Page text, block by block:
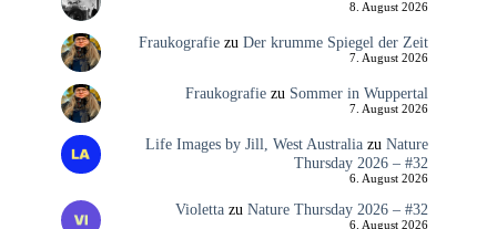
8. August 2026
Fraukografiezu Der krumme Spiegel der Zeit
7. August 2026
Fraukografiezu Sommer in Wuppertal
7. August 2026
Life Images by Jill, West Australiazu Nature
Thursday 2026 – #32
6. August 2026
Violettazu Nature Thursday 2026 – #32
6. August 2026